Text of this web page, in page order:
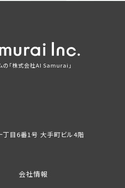
の「株式会社AI Samurai」
目6番1号 大手町ビル4階
会社情報